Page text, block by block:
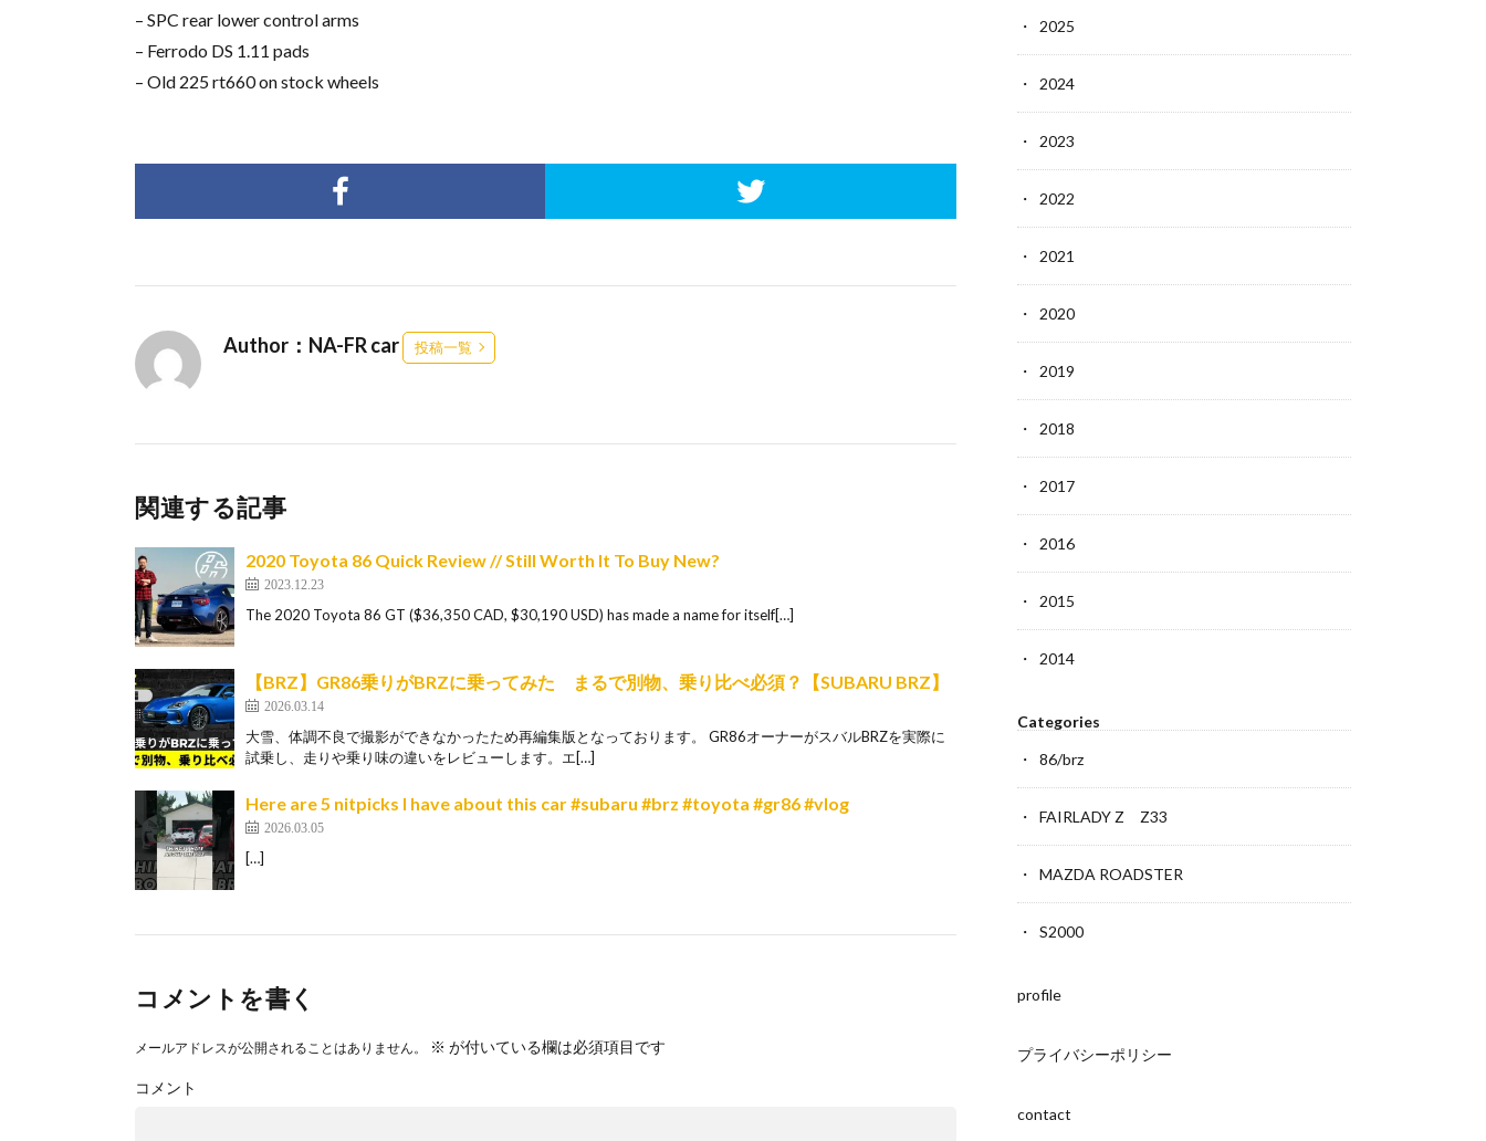
– SPC rear lower control arms
– Ferrodo DS 1.11 pads
– Old 225 rt660 on stock wheels
Author：NA-FR car 投稿一覧
関連する記事
2020 Toyota 86 Quick Review // Still Worth It To Buy New?
2023.12.23
The 2020 Toyota 86 GT ($36,350 CAD, $30,190 USD) has made a name for itself[…]
【BRZ】GR86乗りがBRZに乗ってみた まるで別物、乗り比べ必須？【SUBARU BRZ】
2026.03.14
大雪、体調不良で撮影ができなかったため再編集版となっております。 GR86オーナーがスバルBRZを実際に
試乗し、走りや乗り味の違いをレビューします。エ[…]
Here are 5 nitpicks I have about this car #subaru #brz #toyota #gr86 #vlog
2026.03.05
[…]
コメントを書く
メールアドレスが公開されることはありません。 ※ が付いている欄は必須項目です
コメント
2025
2024
2023
2022
2021
2020
2019
2018
2017
2016
2015
2014
Categories
86/brz
FAIRLADY Z Z33
MAZDA ROADSTER
S2000
profile
プライバシーポリシー
contact